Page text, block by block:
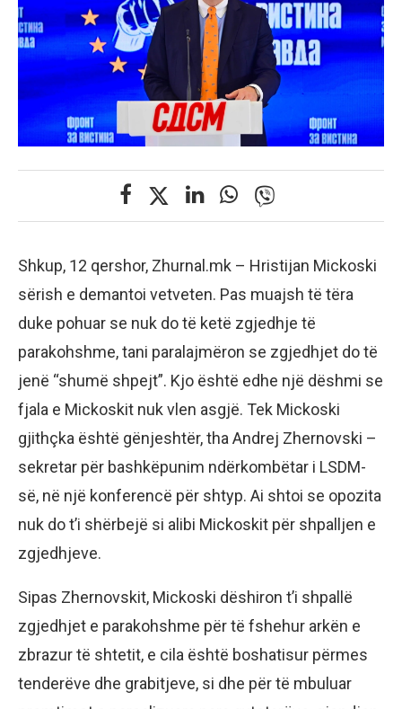
Shkup, 12 qershor, Zhurnal.mk – Hristijan Mickoski
sërish e demantoi vetveten. Pas muajsh të tëra
duke pohuar se nuk do të ketë zgjedhje të
parakohshme, tani paralajmëron se zgjedhjet do të
jenë “shumë shpejt”. Kjo është edhe një dëshmi se
fjala e Mickoskit nuk vlen asgjë. Tek Mickoski
gjithçka është gënjeshtër, tha Andrej Zhernovski –
sekretar për bashkëpunim ndërkombëtar i LSDM-
së, në një konferencë për shtyp. Ai shtoi se opozita
nuk do t’i shërbejë si alibi Mickoskit për shpalljen e
zgjedhjeve.
Sipas Zhernovskit, Mickoski dëshiron t’i shpallë
zgjedhjet e parakohshme për të fshehur arkën e
zbrazur të shtetit, e cila është boshatisur përmes
tenderëve dhe grabitjeve, si dhe për të mbuluar